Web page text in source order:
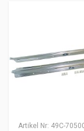
Artikel Nr: 49C-